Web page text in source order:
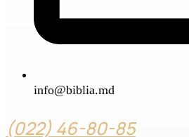
info@biblia.md
(022) 46-80-85